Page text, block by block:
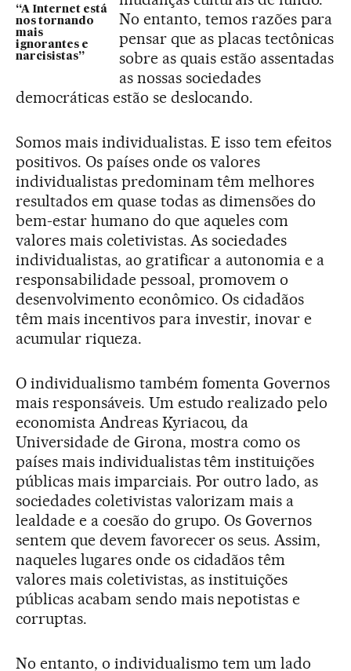
“A Internet está
nos tornando
mais
ignorantes e
narcisistas”
No entanto, temos razões para
pensar que as placas tectônicas
sobre as quais estão assentadas
as nossas sociedades
democráticas estão se deslocando.
Somos mais individualistas. E isso tem efeitos
positivos. Os países onde os valores
individualistas predominam têm melhores
resultados em quase todas as dimensões do
bem-estar humano do que aqueles com
valores mais coletivistas. As sociedades
individualistas, ao gratificar a autonomia e a
responsabilidade pessoal, promovem o
desenvolvimento econômico. Os cidadãos
têm mais incentivos para investir, inovar e
acumular riqueza.
O individualismo também fomenta Governos
mais responsáveis. Um estudo realizado pelo
economista Andreas Kyriacou, da
Universidade de Girona, mostra como os
países mais individualistas têm instituições
públicas mais imparciais. Por outro lado, as
sociedades coletivistas valorizam mais a
lealdade e a coesão do grupo. Os Governos
sentem que devem favorecer os seus. Assim,
naqueles lugares onde os cidadãos têm
valores mais coletivistas, as instituições
públicas acabam sendo mais nepotistas e
corruptas.
No entanto, o individualismo tem um lado